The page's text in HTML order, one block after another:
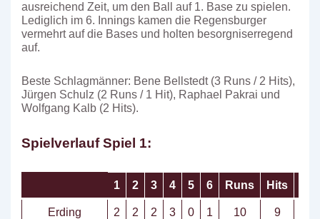
ausreichend Zeit, um den Ball auf 1. Base zu spielen.
Lediglich im 6. Innings kamen die Regensburger
vermehrt auf die Bases und holten besorgniserregend
auf.
Beste Schlagmänner: Bene Bellstedt (3 Runs / 2 Hits),
Jürgen Schulz (2 Runs / 1 Hit), Raphael Pakrai und
Wolfgang Kalb (2 Hits).
Spielverlauf Spiel 1:
1 2 3 4 5 6 Runs Hits
Erding
2 2 2 3 0 1 10 9